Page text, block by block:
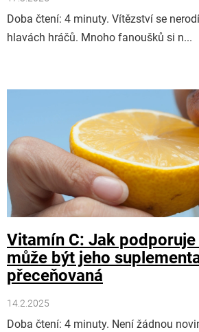
Doba čtení: 4 minuty. Vítězství se
hlavách hráčů. Mnoho fanoušků si n...
Vitamín C: Jak
může být jeho
přeceňovaná
14.2.2025
Doba čtení: 4 minuty. Není žádnou